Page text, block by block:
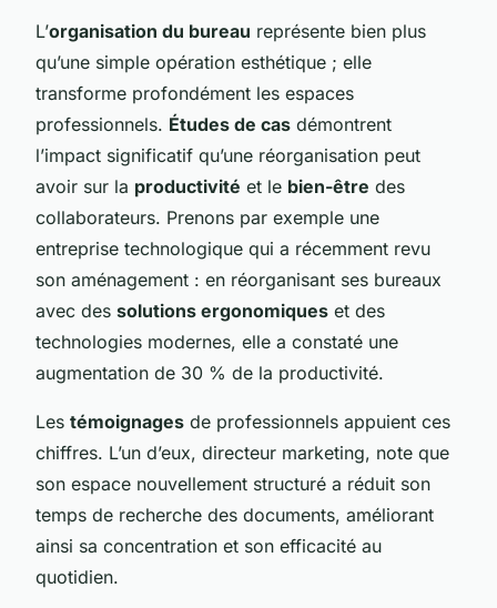
L’organisation du bureau représente bien plus
qu’une simple opération esthétique ; elle
transforme profondément les espaces
professionnels. Études de cas démontrent
l’impact significatif qu’une réorganisation peut
avoir sur la productivité et le bien-être des
collaborateurs. Prenons par exemple une
entreprise technologique qui a récemment revu
son aménagement : en réorganisant ses bureaux
avec des solutions ergonomiques et des
technologies modernes, elle a constaté une
augmentation de 30 % de la productivité.
Les témoignages de professionnels appuient ces
chiffres. L’un d’eux, directeur marketing, note que
son espace nouvellement structuré a réduit son
temps de recherche des documents, améliorant
ainsi sa concentration et son efficacité au
quotidien.